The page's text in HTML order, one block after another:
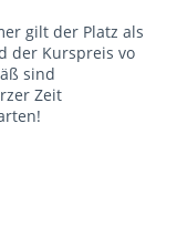
gilt der Platz als
der Kurspreis vo
sind
Zeit